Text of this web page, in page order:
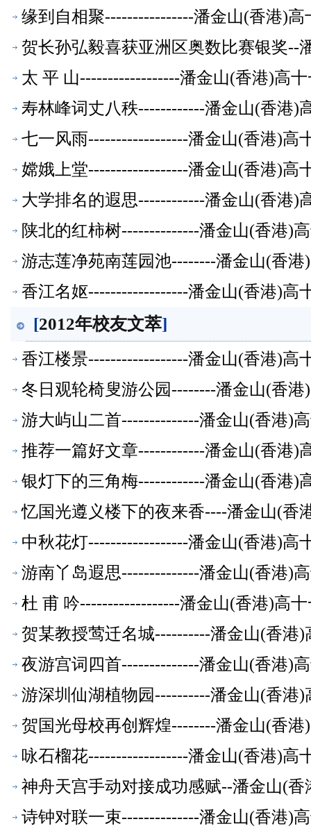
缘到自相聚----------------潘金山(香港)
贺长孙弘毅喜获亚洲区奥数比赛银奖--
太 平 山------------------潘金山(香港)高
寿林峰词丈八秩------------潘金山(香港)
七一风雨------------------潘金山(香港)高
嫦娥上堂------------------潘金山(香港)高
大学排名的遐思------------潘金山(香港)
陕北的红柿树--------------潘金山(香港)
游志莲净苑南莲园池--------潘金山(香
香江名妪------------------潘金山(香港)高
[2012年校友文萃]
香江楼景------------------潘金山(香港)高
冬日观轮椅叟游公园--------潘金山(香
游大屿山二首--------------潘金山(香港)
推荐一篇好文章------------潘金山(香港)
银灯下的三角梅------------潘金山(香港)
忆国光遵义楼下的夜来香----潘金山(香
中秋花灯------------------潘金山(香港)高
游南丫岛遐思--------------潘金山(香港)
杜 甫 吟------------------潘金山(香港)高
贺某教授莺迁名城----------潘金山(香港
夜游宫词四首--------------潘金山(香港)
游深圳仙湖植物园----------潘金山(香港
贺国光母校再创辉煌--------潘金山(香
咏石榴花------------------潘金山(香港)高
神舟天宫手动对接成功感赋--潘金山(
诗钟对联一束--------------潘金山(香港)